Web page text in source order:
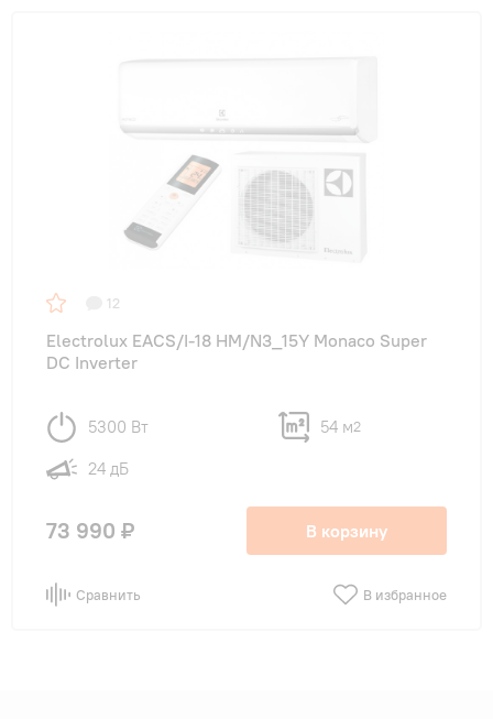
12
Electrolux EACS/I-18 HM/N3_15Y Monaco Super
DC Inverter
5300 Вт 54 м2
24 дБ
73 990 ₽ В корзину
Сравнить В избранное